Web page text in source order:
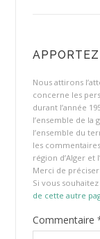
Nous attirons
concerne les
durant l’année
l’ensemble de la
l’ensemble du
les
région d’Alger et
Merci de
Si vous souhaitez
de cette autre
Commentaire